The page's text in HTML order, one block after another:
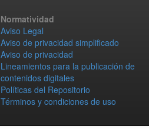
Normatividad
Aviso Legal
Aviso de privacidad simplificado
Aviso de privacidad
Lineamientos para la publicación de
contenidos digitales
Políticas del Repositorio
Términos y condiciones de uso